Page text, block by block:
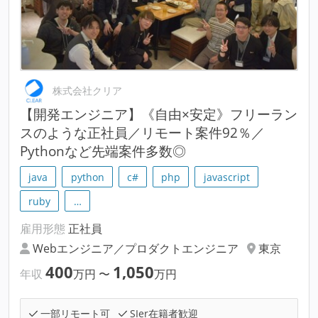
株式会社クリア
【開発エンジニア】《自由×安定》フリーラン
スのような正社員／リモート案件92％／
Pythonなど先端案件多数◎
java python c# php
javascript
ruby
…
雇用形態 正社員
Webエンジニア／プロダクトエンジニア
東京
年収 400万円 〜 1,050万円
一部リモート可 SIer在籍者歓迎